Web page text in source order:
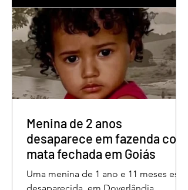
pelo crime de difamação contra o ex-
prefeito de Edéia, José Wagner Neves
de Andrade. A sentença foi proferida
pelo juiz Hermes Pereira Vidigal, da
Vara Criminal da Comarca de Edéia. O
jornalista contesta a decisão e diz que
sofre perseguição. Apesar da
regime inicialmente aberto e
Menina de 2 anos
desaparece em fazenda com
mata fechada em Goiás
Uma menina de 1 ano e 11 meses está